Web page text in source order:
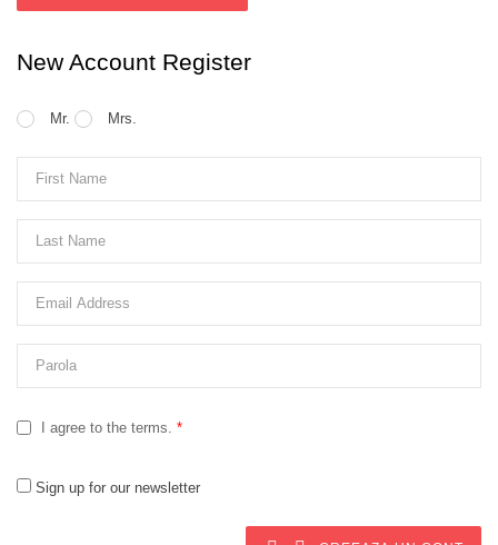
New Account Register
Mr. Mrs.
I agree to the terms. *
Sign up for our newsletter